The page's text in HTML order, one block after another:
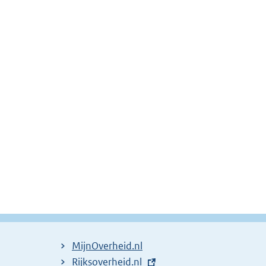
MijnOverheid.nl
E
Rijksoverheid.nl